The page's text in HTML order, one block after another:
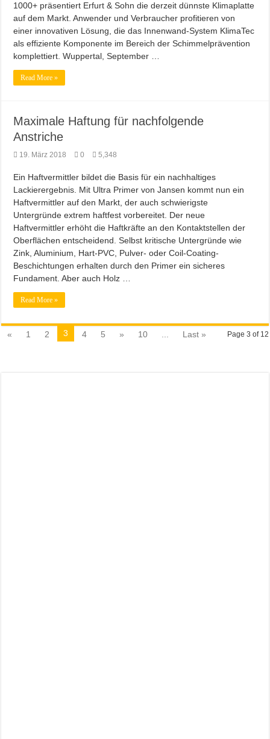
1000+ präsentiert Erfurt & Sohn die derzeit dünnste Klimaplatte
auf dem Markt. Anwender und Verbraucher profitieren von
einer innovativen Lösung, die das Innenwand-System KlimaTec
als effiziente Komponente im Bereich der Schimmelprävention
komplettiert. Wuppertal, September …
Read More »
Maximale Haftung für nachfolgende
Anstriche
19. März 2018 0 5,348
Ein Haftvermittler bildet die Basis für ein nachhaltiges
Lackierergebnis. Mit Ultra Primer von Jansen kommt nun ein
Haftvermittler auf den Markt, der auch schwierigste
Untergründe extrem haftfest vorbereitet. Der neue
Haftvermittler erhöht die Haftkräfte an den Kontaktstellen der
Oberflächen entscheidend. Selbst kritische Untergründe wie
Zink, Aluminium, Hart-PVC, Pulver- oder Coil-Coating-
Beschichtungen erhalten durch den Primer ein sicheres
Fundament. Aber auch Holz …
Read More »
Page 3 of 12
« 1 2 3 4 5 » 10 Last »